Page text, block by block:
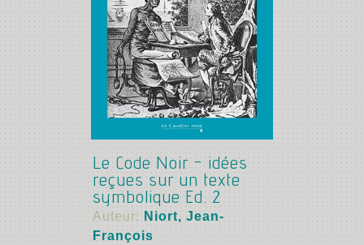
Le Code Noir - idées
reçues sur un texte
symbolique Ed. 2
Auteur: Niort, Jean-
François